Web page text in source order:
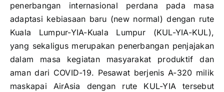
penerbangan internasional perdana pada masa
adaptasi kebiasaan baru (new normal) dengan rute
Kuala Lumpur-YIA-Kuala Lumpur (KUL-YIA-KUL),
yang sekaligus merupakan penerbangan penjajakan
dalam masa kegiatan masyarakat produktif dan
aman dari COVID-19. Pesawat berjenis A-320 milik
maskapai AirAsia dengan rute KUL-YIA tersebut